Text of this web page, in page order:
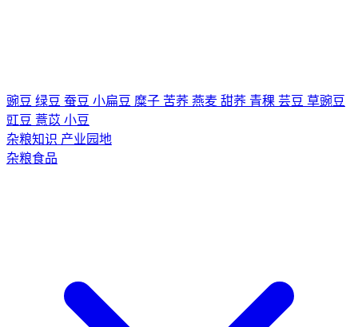
豌豆 绿豆 蚕豆 小扁豆 糜子 苦荞 燕麦 甜荞 青稞 芸豆 草豌豆
豇豆 薏苡 小豆
杂粮知识 产业园地
杂粮食品